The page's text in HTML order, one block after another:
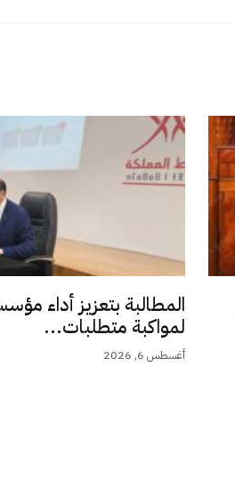
المطالبة بتعزيز أداء
لمواكبة متطلبات...
أغسطس 6, 2026